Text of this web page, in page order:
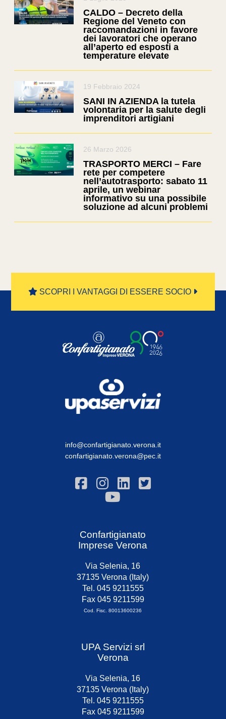
CALDO – Decreto della
Regione del Veneto con
raccomandazioni in favore
dei lavoratori che operano
all’aperto ed esposti a
temperature elevate
19 Febbraio 2024
SANI IN AZIENDA la tutela
volontaria per la salute degli
imprenditori artigiani
26 Marzo 2026
TRASPORTO MERCI – Fare
rete per competere
nell’autotrasporto: sabato 11
aprile, un webinar
informativo su una possibile
soluzione ad alcuni problemi
SCOPRI I VANTAGGI DI ESSERE SOCIO
info@confartigianato.verona.it
confartigianato.verona@pec.it
Confartigianato
Imprese Verona
Via Selenia, 16
37135 Verona (Italy)
Tel. 045 9211555
Fax 045 9211599
Cod. Fisc. 80013600236
UPA Servizi srl
Verona
Via Selenia, 16
37135 Verona (Italy)
Tel. 045 9211555
Fax 045 9211599